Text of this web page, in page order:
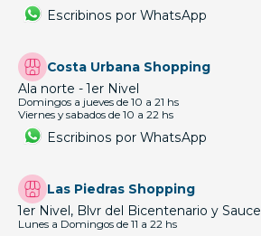
Escribinos por WhatsApp
Costa Urbana Shopping
Ala norte - 1er Nivel
Domingos a jueves de 10 a 21 hs
Viernes y sabados de 10 a 22 hs
Escribinos por WhatsApp
Las Piedras Shopping
1er Nivel, Blvr del Bicentenario y Sauce
Lunes a Domingos de 11 a 22 hs